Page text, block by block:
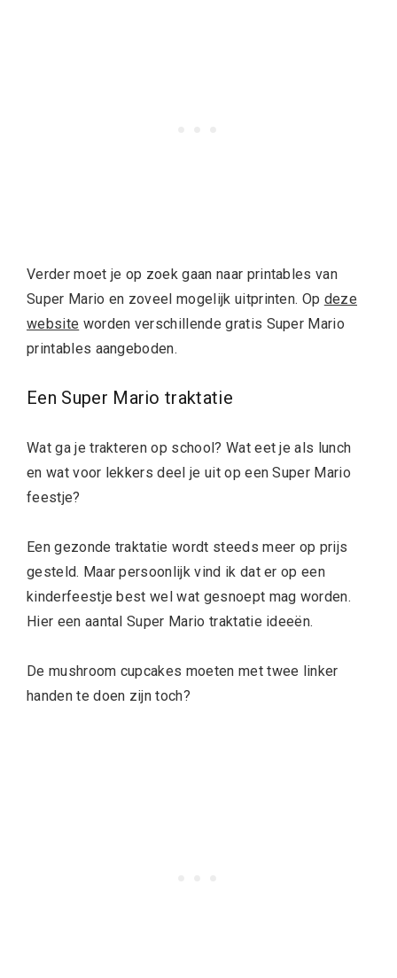
Verder moet je op zoek gaan naar printables van
Super Mario en zoveel mogelijk uitprinten. Op deze
website worden verschillende gratis Super Mario
printables aangeboden.
Een Super Mario traktatie
Wat ga je trakteren op school? Wat eet je als lunch
en wat voor lekkers deel je uit op een Super Mario
feestje?
Een gezonde traktatie wordt steeds meer op prijs
gesteld. Maar persoonlijk vind ik dat er op een
kinderfeestje best wel wat gesnoept mag worden.
Hier een aantal Super Mario traktatie ideeën.
De mushroom cupcakes moeten met twee linker
handen te doen zijn toch?